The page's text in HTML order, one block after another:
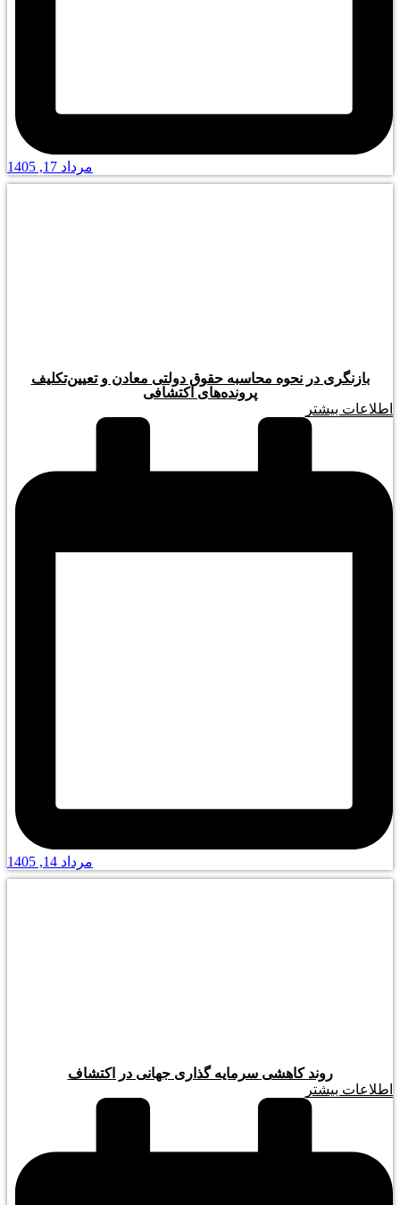
مرداد 17, 1405
بازنگری در نحوه محاسبه حقوق دولتی معادن و تعیین‌تکلیف
پرونده‌های اکتشافی
اطلاعات بیشتر
مرداد 14, 1405
روند کاهشی سرمایه گذاری جهانی در اکتشاف
اطلاعات بیشتر